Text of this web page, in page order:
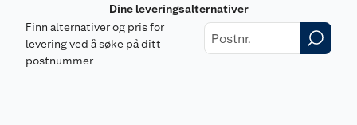
Dine leveringsalternativer
Finn alternativer og pris for
levering ved å søke på ditt
postnummer